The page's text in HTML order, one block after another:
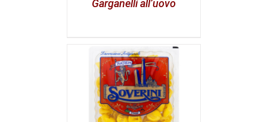
Garganelli all’uovo